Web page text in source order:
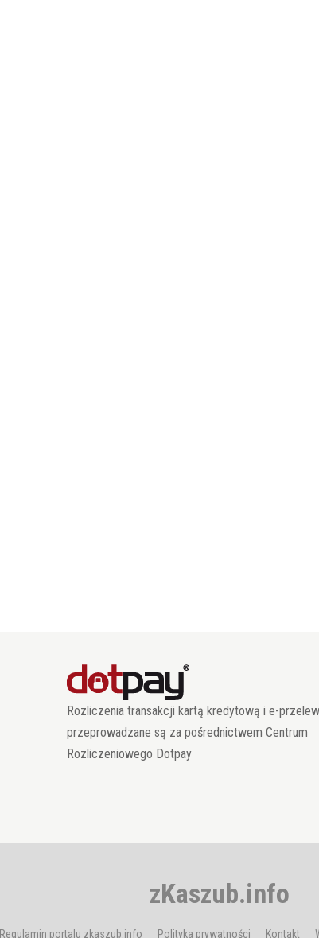
Rozliczenia transakcji kartą kredytową i e-
przeprowadzane są za pośrednictwem Centrum
Rozliczeniowego Dotpay
zKaszub.info
Regulamin portalu zkaszub.info Polityka prywatności Kontakt